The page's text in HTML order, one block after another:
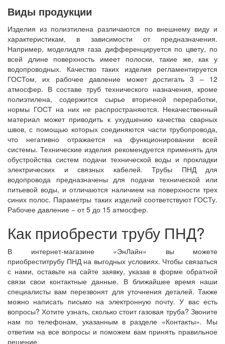
Виды продукции
Изделия из полиэтилена различаются по внешнему виду и
характеристикам, в зависимости от предназначения.
Например, моделидля газа дифференцируется по цвету, по
всей длине поверхность имеет полоски, такие же, как у
водопроводных. Качество таких изделия регламентируется
ГОСТом, их рабочее давление может достигать 3 – 12
атмосфер. В составе труб технического назначения, кроме
полиэтилена, содержится сырье вторичной переработки,
нормы ГОСТ на них не распространяются. Некачественный
материал может приводить к ухудшению качества сварных
швов, с помощью которых соединяются части трубопровода,
что негативно отражается на функционировании всей
системы. Технические изделия рекомендуется применять для
обустройства систем подачи технической воды и прокладки
электрических и связных кабелей. Трубы ПНД для
водопровода предназначены для подачи технической или
питьевой воды, и отличаются наличием на поверхности трех
синих полос. Параметры таких изделий соответствуют ГОСТу.
Рабочее давление − от 5 до 15 атмосфер.
Как приобрести трубу ПНД?
В интернет-магазине «ЭнЛайн» вы можете
приобреститрубу ПНД на выгодных условиях. Чтобы связаться
с нами, оставьте на сайте заявку, указав в форме обратной
связи свои контактные данные. В ближайшее время наши
специалисты вам перезвонят для уточнения деталей. Также
можно написать письмо на электронную почту. У вас есть
вопросы? Хотите узнать, сколько стоит газовая труба? Звоните
нам по телефонам, указанным в разделе «Контакты». Мы
ответим на все вопросы и поможем вам принять правильное
решение.